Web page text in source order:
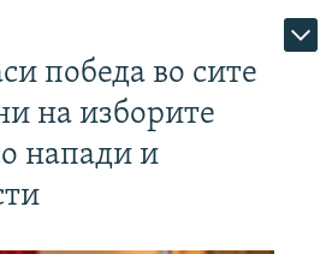
победа во сите
на изборите
напади и